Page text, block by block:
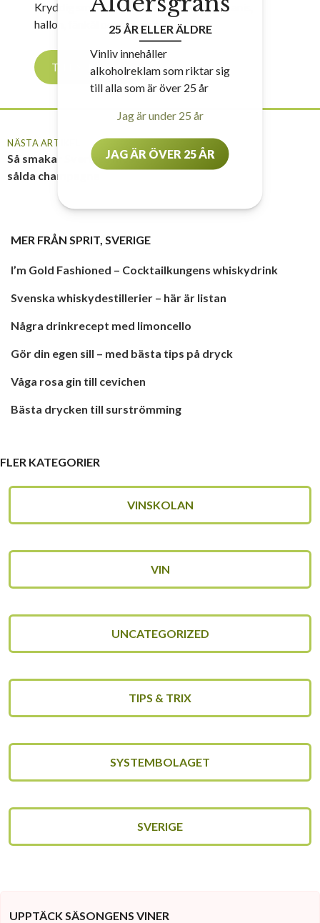
Kryddig smak med liten sötma, inslag av anis,
hallon, fänkål och kummin.
TILL SNAPSEN
NÄSTA ARTIKEL
Så smakar Sveriges mest
sålda champagne
MER FRÅN SPRIT, SVERIGE
I’m Gold Fashioned – Cocktailkungens whiskydrink
Svenska whiskydestillerier – här är listan
Några drinkrecept med limoncello
Gör din egen sill – med bästa tips på dryck
Våga rosa gin till cevichen
Bästa drycken till surströmming
FLER KATEGORIER
VINSKOLAN
VIN
UNCATEGORIZED
TIPS & TRIX
SYSTEMBOLAGET
SVERIGE
UPPTÄCK SÄSONGENS VINER
25 ÅR ELLER ÄLDRE
Vinliv innehåller
alkoholreklam som riktar sig
till alla som är över 25 år
Jag är under 25 år
JAG ÄR ÖVER 25 ÅR